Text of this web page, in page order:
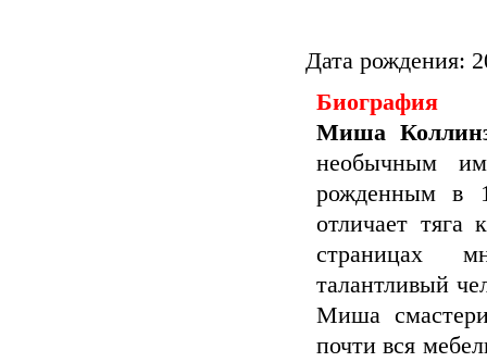
Дата рождения:
Биография
Миша
необычным
рожденным в
отличает тяга
страницах
талантливый
Миша
почти вся